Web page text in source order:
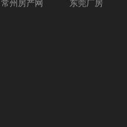
常州房产网 东莞厂房